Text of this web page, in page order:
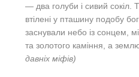
— два голуби і сивий сокіл.
втілені у пташину подобу
заснували небо із сонцем,
та золотого каміння, а
давніх міфів)